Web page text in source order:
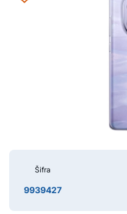
Šifra
9939427